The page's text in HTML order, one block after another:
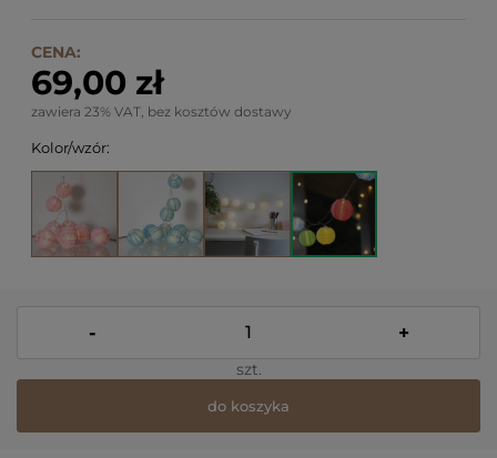
CENA:
69,00 zł
zawiera 23% VAT, bez kosztów dostawy
Kolor/wzór:
- +
szt.
do koszyka